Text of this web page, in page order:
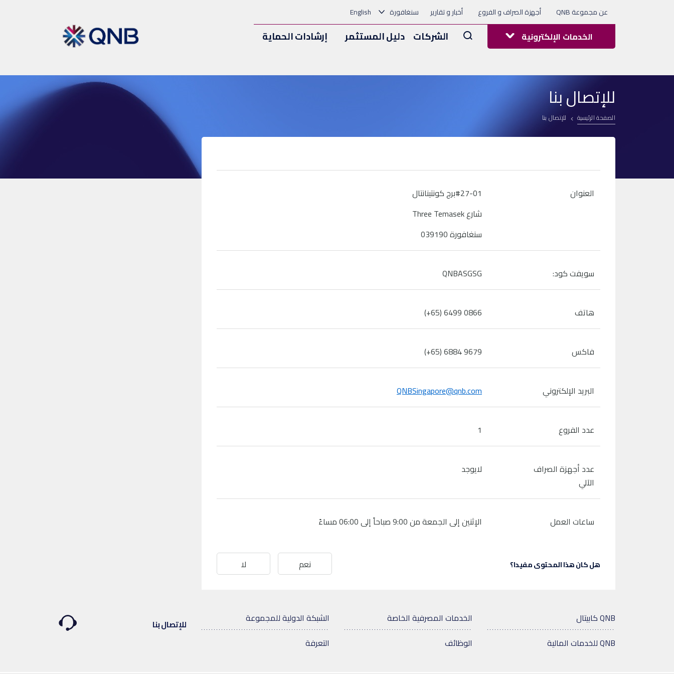
عن مجموعة QNB أجهزة الصراف و الفروع أخبار و تقارير سنغافورة English
الشركات دليل المستثمر إرشادات الحماية Arama الخدمات الإلكترونية
للإتصال بنا
الصفحة الرئيسية للإتصال بنا
العنوان
#27-01برج كونتينانتال
شارع Three Temasek
سنغافورة 039190
سويفت كود: QNBASGSG
هاتف (+65) 6499 0866
فاكس (+65) 6884 9679
البريد الإلكتروني QNBSingapore@qnb.com
عدد الفروع 1
عدد أجهزة الصراف
الآلي
لايوجد
ساعات العمل الإثنين إلى الجمعة من 9:00 صباحاً إلى 06:00 مساءً
هل كان هذا المحتوى مفيدا؟ نعم لا
QNB كابيتال
QNB للخدمات المالية
الخدمات المصرفية الخاصة
الوظائف
الشبكة الدولية للمجموعة
التعرفة
للإتصال بنا